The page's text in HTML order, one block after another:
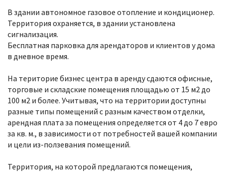
В здании автономное газовое отопление и кондиционер.
Территория охраняется, в здании установлена ​​
сигнализация.
Бесплатная парковка для арендаторов и клиентов у дома
в дневное время.
На територие бизнес центра в аренду сдаются офисные,
торговые и складские помещения площадью от 15 м2 до
100 м2 и более. Учитывая, что на территории доступны
разные типы помещений с разным качеством отделки,
арендная плата за помещения определяется от 4 до 7 евро
за кв. м., в зависимости от потребностей вашей компании
и цели из-ползевания помещений.
Территория, на которой предлагаются помещения,